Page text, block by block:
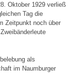
Oktober 1929 verließ
Tag die
Zeitpunkt noch über
als
im Naumburger